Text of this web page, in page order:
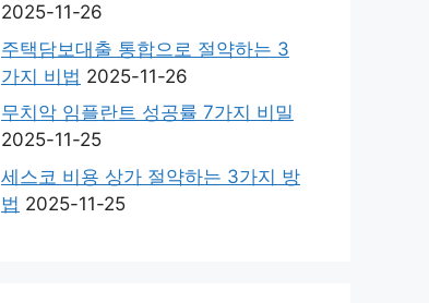
2025-11-26
주택담보대출 통합으로 절약하는 3
가지 비법 2025-11-26
무치악 임플란트 성공률 7가지 비밀
2025-11-25
세스코 비용 상가 절약하는 3가지 방
법 2025-11-25